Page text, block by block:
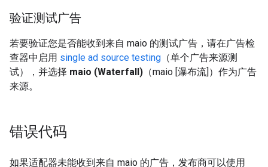
验证测试广告
若要验证您是否能收到来自 maio 的测试广告，请在广告检
查器中启用 single ad source testing （单个广告来源测
试），并选择 maio (Waterfall) （maio [瀑布流]）作为广告
来源。
错误代码
如果适配器未能收到来自 maio 的广告，发布商可以使用